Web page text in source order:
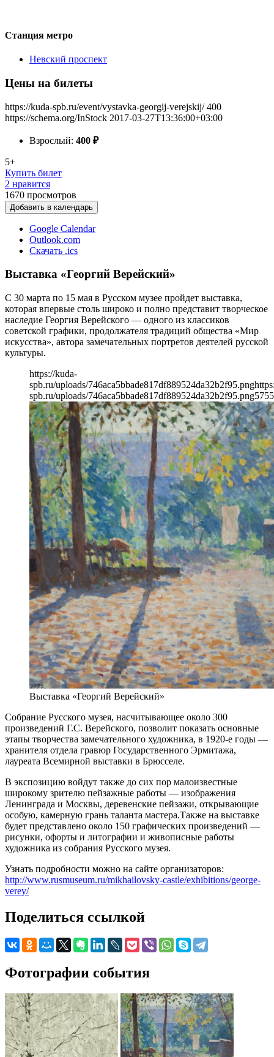
Станция метро
Невский проспект
Цены на билеты
https://kuda-spb.ru/event/vystavka-georgij-verejskij/ 400
https://schema.org/InStock 2017-03-27T13:36:00+03:00
Взрослый: 400 ₽
5+
Купить билет
2 нравится
1670 просмотров
Добавить в календарь
Google Calendar
Outlook.com
Скачать .ics
Выставка «Георгий Верейский»
C 30 марта по 15 мая в Русском музее пройдет выставка,
которая впервые столь широко и полно представит творческое
наследие Георгия Верейского — одного из классиков
советской графики, продолжателя традиций общества «Мир
искусства», автора замечательных портретов деятелей русской
культуры.
https://kuda-
spb.ru/uploads/746aca5bbade817df889524da32b2f95.png
spb.ru/uploads/746aca5bbade817df889524da32b2f95.png575
Выставка «Георгий Верейский»
Собрание Русского музея, насчитывающее около 300
произведений Г.С. Верейского, позволит показать основные
этапы творчества замечательного художника, в 1920-е годы —
хранителя отдела гравюр Государственного Эрмитажа,
лауреата Всемирной выставки в Брюсселе.
В экспозицию войдут также до сих пор малоизвестные
широкому зрителю пейзажные работы — изображения
Ленинграда и Москвы, деревенские пейзажи, открывающие
особую, камерную грань таланта мастера.Также на выставке
будет представлено около 150 графических произведений —
рисунки, офорты и литографии и живописные работы
художника из собрания Русского музея.
Узнать подробности можно на сайте организаторов:
http://www.rusmuseum.ru/mikhailovsky-castle/exhibitions/george-
verey/
Поделиться ссылкой
Фотографии события